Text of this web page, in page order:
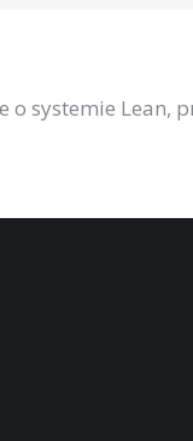
o systemie Lean,